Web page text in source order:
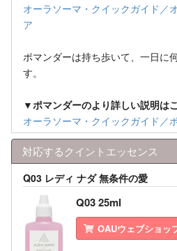
オーラソーマ・クイックガイド／
ア
ポマンダーは持ち歩いて、一日に
す。
▼ポマンダーのより詳しい説明は
オーラソーマ・クイックガイド／
対応するクイントエッセンス
Q03 レディ ナダ 無条件の愛
Q03 25ml
OAUウェブショッ